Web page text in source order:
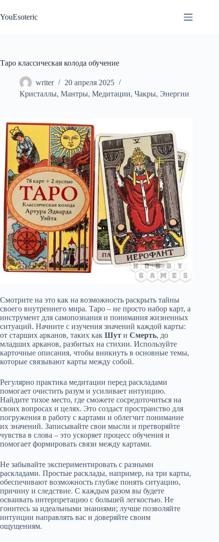
к
сути
YouEsoteric
Таро классическая колода обучение
writer
20 апреля 2025
Кристаллы, Мантры, Медитации, Чакры, Энергии
Смотрите на это как на возможность раскрыть тайны
своего внутреннего мира. Таро – не просто набор карт, а
инструмент для самопознания и понимания жизненных
ситуаций. Начните с изучения значений каждой карты:
от старших арканов, таких как Шут и Смерть, до
младших арканов, разбитых на стихии. Используйте
карточные описания, чтобы вникнуть в основные темы,
которые связывают карты между собой.
Регулярно практика медитации перед раскладами
помогает очистить разум и усиливает интуицию.
Найдите тихое место, где сможете сосредоточиться на
своих вопросах и целях. Это создаст пространство для
погружения в работу с картами и облегчит понимание
их значений. Записывайте свои мысли и претворяйте
чувства в слова – это ускоряет процесс обучения и
помогает формировать связи между картами.
Не забывайте экспериментировать с разными
раскладами. Простые расклады, например, на три карты,
обеспечивают возможность глубже понять ситуацию,
причину и следствие. С каждым разом вы будете
осваивать интерпретацию с большей легкостью. Не
гонитесь за идеальными знаниями; лучше позволяйте
интуиции направлять вас и доверяйте своим
ощущениям.